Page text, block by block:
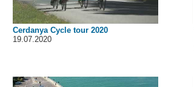
Cerdanya Cycle tour 2020
19.07.2020